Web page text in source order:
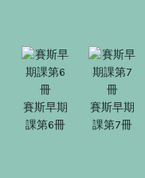
賽斯早期
課第6冊
賽斯早期
課第7冊